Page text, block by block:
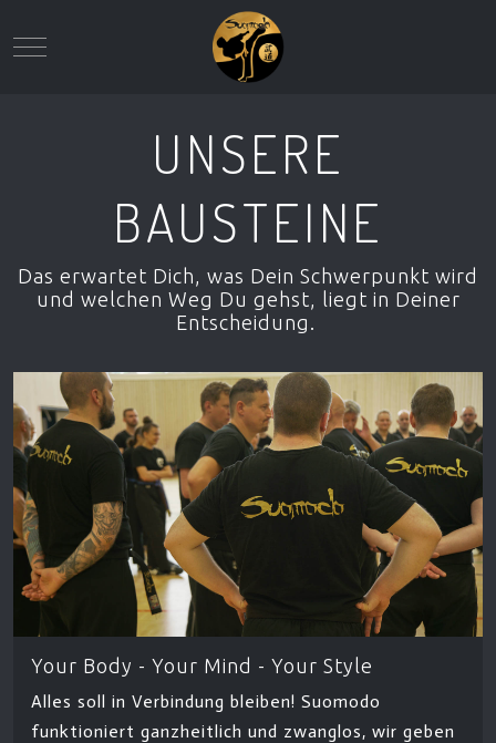
Mobile Menu Toggle
UNSERE
BAUSTEINE
Das erwartet Dich, was Dein Schwerpunkt wird
und welchen Weg Du gehst, liegt in Deiner
Entscheidung.
Your Body - Your Mind - Your Style
Alles soll in Verbindung bleiben! Suomodo
funktioniert ganzheitlich und zwanglos, wir geben